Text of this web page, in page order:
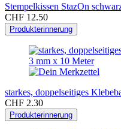
Stempelkissen StazOn
CHF 12.50
Produkterinnerung
starkes, doppelseitiges
CHF 2.30
Produkterinnerung